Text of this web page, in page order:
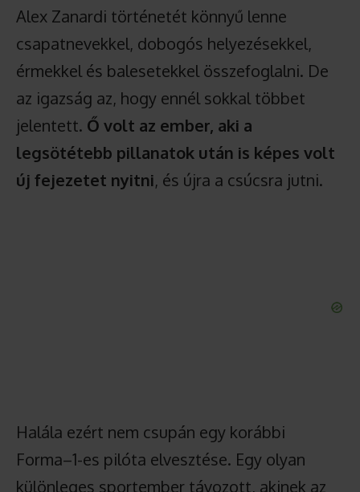
Alex Zanardi történetét könnyű lenne
csapatnevekkel, dobogós helyezésekkel,
érmekkel és balesetekkel összefoglalni. De
az igazság az, hogy ennél sokkal többet
jelentett. Ő volt az ember, aki a
legsötétebb pillanatok után is képes volt
új fejezetet nyitni, és újra a csúcsra jutni.
Halála ezért nem csupán egy korábbi
Forma–1-es pilóta elvesztése. Egy olyan
különleges sportember távozott, akinek az